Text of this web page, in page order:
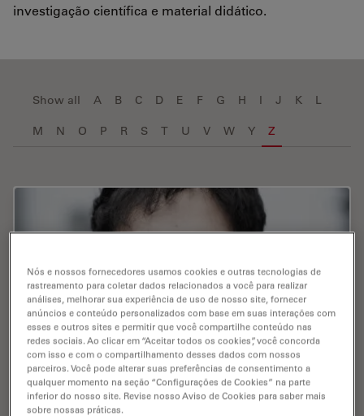
investigação científica e material didático.
Show all A B C D E F G H I J K L
M N O P R S T U V W Y Z
Zhao , Yuxuan
Nós e nossos fornecedores usamos cookies e outras tecnologias de
rastreamento para coletar dados relacionados a você para realizar
análises, melhorar sua experiência de uso de nosso site, fornecer
anúncios e conteúdo personalizados com base em suas interações com
esses e outros sites e permitir que você compartilhe conteúdo nas
redes sociais. Ao clicar em “Aceitar todos os cookies”, você concorda
com isso e com o compartilhamento desses dados com nossos
parceiros. Você pode alterar suas preferências de consentimento a
qualquer momento na seção “Configurações de Cookies” na parte
inferior do nosso site. Revise nosso Aviso de Cookies para saber mais
sobre nossas práticas.